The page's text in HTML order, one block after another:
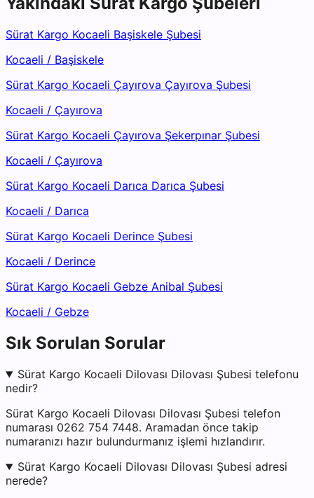
Sürat Kargo Kocaeli Başiskele Şubesi
Kocaeli / Başiskele
Sürat Kargo Kocaeli Çayırova Çayırova Şubesi
Kocaeli / Çayırova
Sürat Kargo Kocaeli Çayırova Şekerpınar Şubesi
Kocaeli / Çayırova
Sürat Kargo Kocaeli Darıca Darıca Şubesi
Kocaeli / Darıca
Sürat Kargo Kocaeli Derince Şubesi
Kocaeli / Derince
Sürat Kargo Kocaeli Gebze Anibal Şubesi
Kocaeli / Gebze
Sık Sorulan Sorular
Sürat Kargo Kocaeli Dilovası Dilovası Şubesi telefonu
nedir?
Sürat Kargo Kocaeli Dilovası Dilovası Şubesi telefon
numarası 0262 754 7448. Aramadan önce takip
numaranızı hazır bulundurmanız işlemi hızlandırır.
Sürat Kargo Kocaeli Dilovası Dilovası Şubesi adresi
nerede?